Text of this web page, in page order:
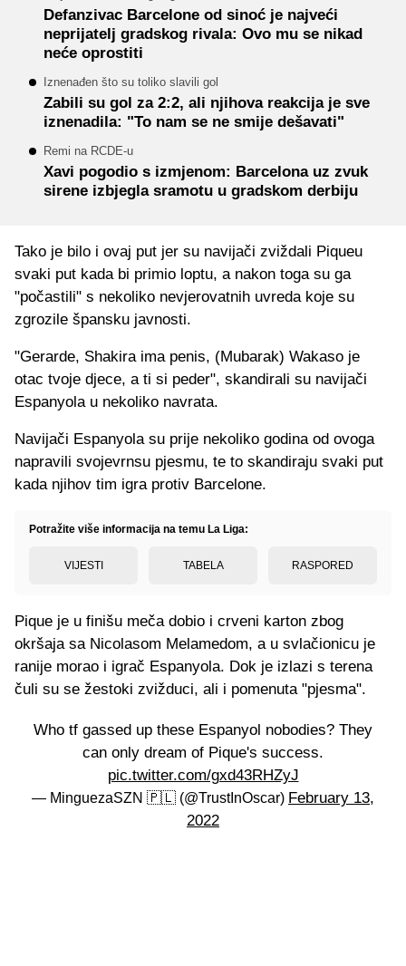
Defanzivac Barcelone od sinoć je najveći
neprijatelj gradskog rivala: Ovo mu se nikad
neće oprostiti
Iznenađen što su toliko slavili gol
Zabili su gol za 2:2, ali njihova reakcija je sve
iznenadila: "To nam se ne smije dešavati"
Remi na RCDE-u
Xavi pogodio s izmjenom: Barcelona uz zvuk
sirene izbjegla sramotu u gradskom derbiju
Tako je bilo i ovaj put jer su navijači zviždali Piqueu
svaki put kada bi primio loptu, a nakon toga su ga
"počastili" s nekoliko nevjerovatnih uvreda koje su
zgrozile špansku javnosti.
"Gerarde, Shakira ima penis, (Mubarak) Wakaso je
otac tvoje djece, a ti si peder", skandirali su navijači
Espanyola u nekoliko navrata.
Navijači Espanyola su prije nekoliko godina od ovoga
napravili svojevrnsu pjesmu, te to skandiraju svaki put
kada njihov tim igra protiv Barcelone.
Potražite više informacija na temu La Liga:
VIJESTI TABELA RASPORED
Pique je u finišu meča dobio i crveni karton zbog
okršaja sa Nicolasom Melamedom, a u svlačionicu je
ranije morao i igrač Espanyola. Dok je izlazi s terena
čuli su se žestoki zvižduci, ali i pomenuta "pjesma".
Who tf gassed up these Espanyol nobodies? They
can only dream of Pique's success.
pic.twitter.com/gxd43RHZyJ
— MinguezaSZN 🇵🇱 (@TrustInOscar) February 13,
2022